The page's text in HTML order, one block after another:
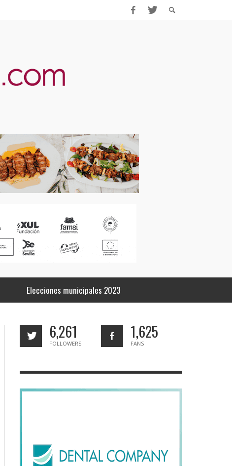
Elecciones municipales 2023
6,261
FOLLOWERS
1,625
FANS